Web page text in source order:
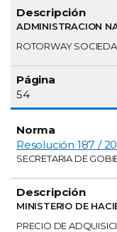
ADMINISTRACION
ROTORWAY
54
Resolución 187 /
SECRETARIA DE
MINISTERIO DE
PRECIO DE